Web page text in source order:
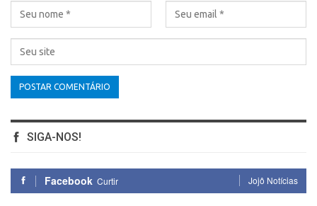
SIGA-NOS!
Facebook Curtir Jojô Notícias